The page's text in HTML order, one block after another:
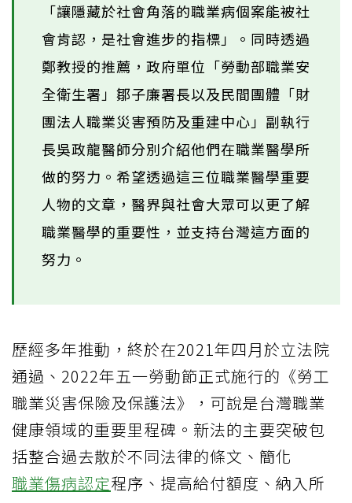
「讓隱藏於社會角落的職業病個案能被社
會肯認，是社會進步的指標」。同時透過
鄭教授的推薦，政府單位「勞動部職業安
全衛生署」鄒子廉署長以及民間團體「財
團法人職業災害預防及重建中心」副執行
長吳政龍醫師分別介紹他們在職業醫學所
做的努力。希望透過這三位職業醫學重要
人物的文章，醫界與社會大眾可以更了解
職業醫學的重要性，並支持台灣這方面的
努力。
歷經多年推動，終於在2021年四月於立法院
通過、2022年五一勞動節正式施行的《勞工
職業災害保險及保護法》，可說是台灣職業
健康領域的重要里程碑。新法的主要突破包
括整合過去散於不同法律的條文、簡化
職業傷病認定程序、提高給付額度、納入所